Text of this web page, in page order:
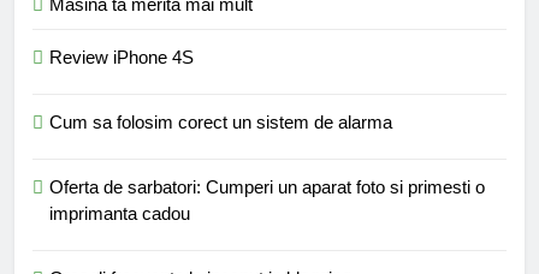
Review iPhone 4S
Cum sa folosim corect un sistem de alarma
Oferta de sarbatori: Cumperi un aparat foto si primesti o
imprimanta cadou